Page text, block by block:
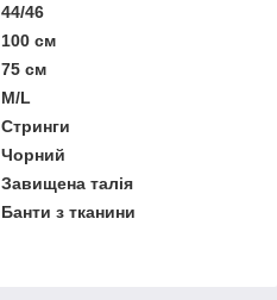
44/46
100 см
75 см
M/L
Стринги
Чорний
Завищена талія
Банти з тканини